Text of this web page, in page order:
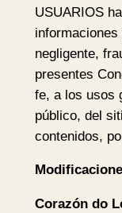
USUARIOS
negligente,
presentes
fe, a los usos
público, del
contenidos,
Corazón do